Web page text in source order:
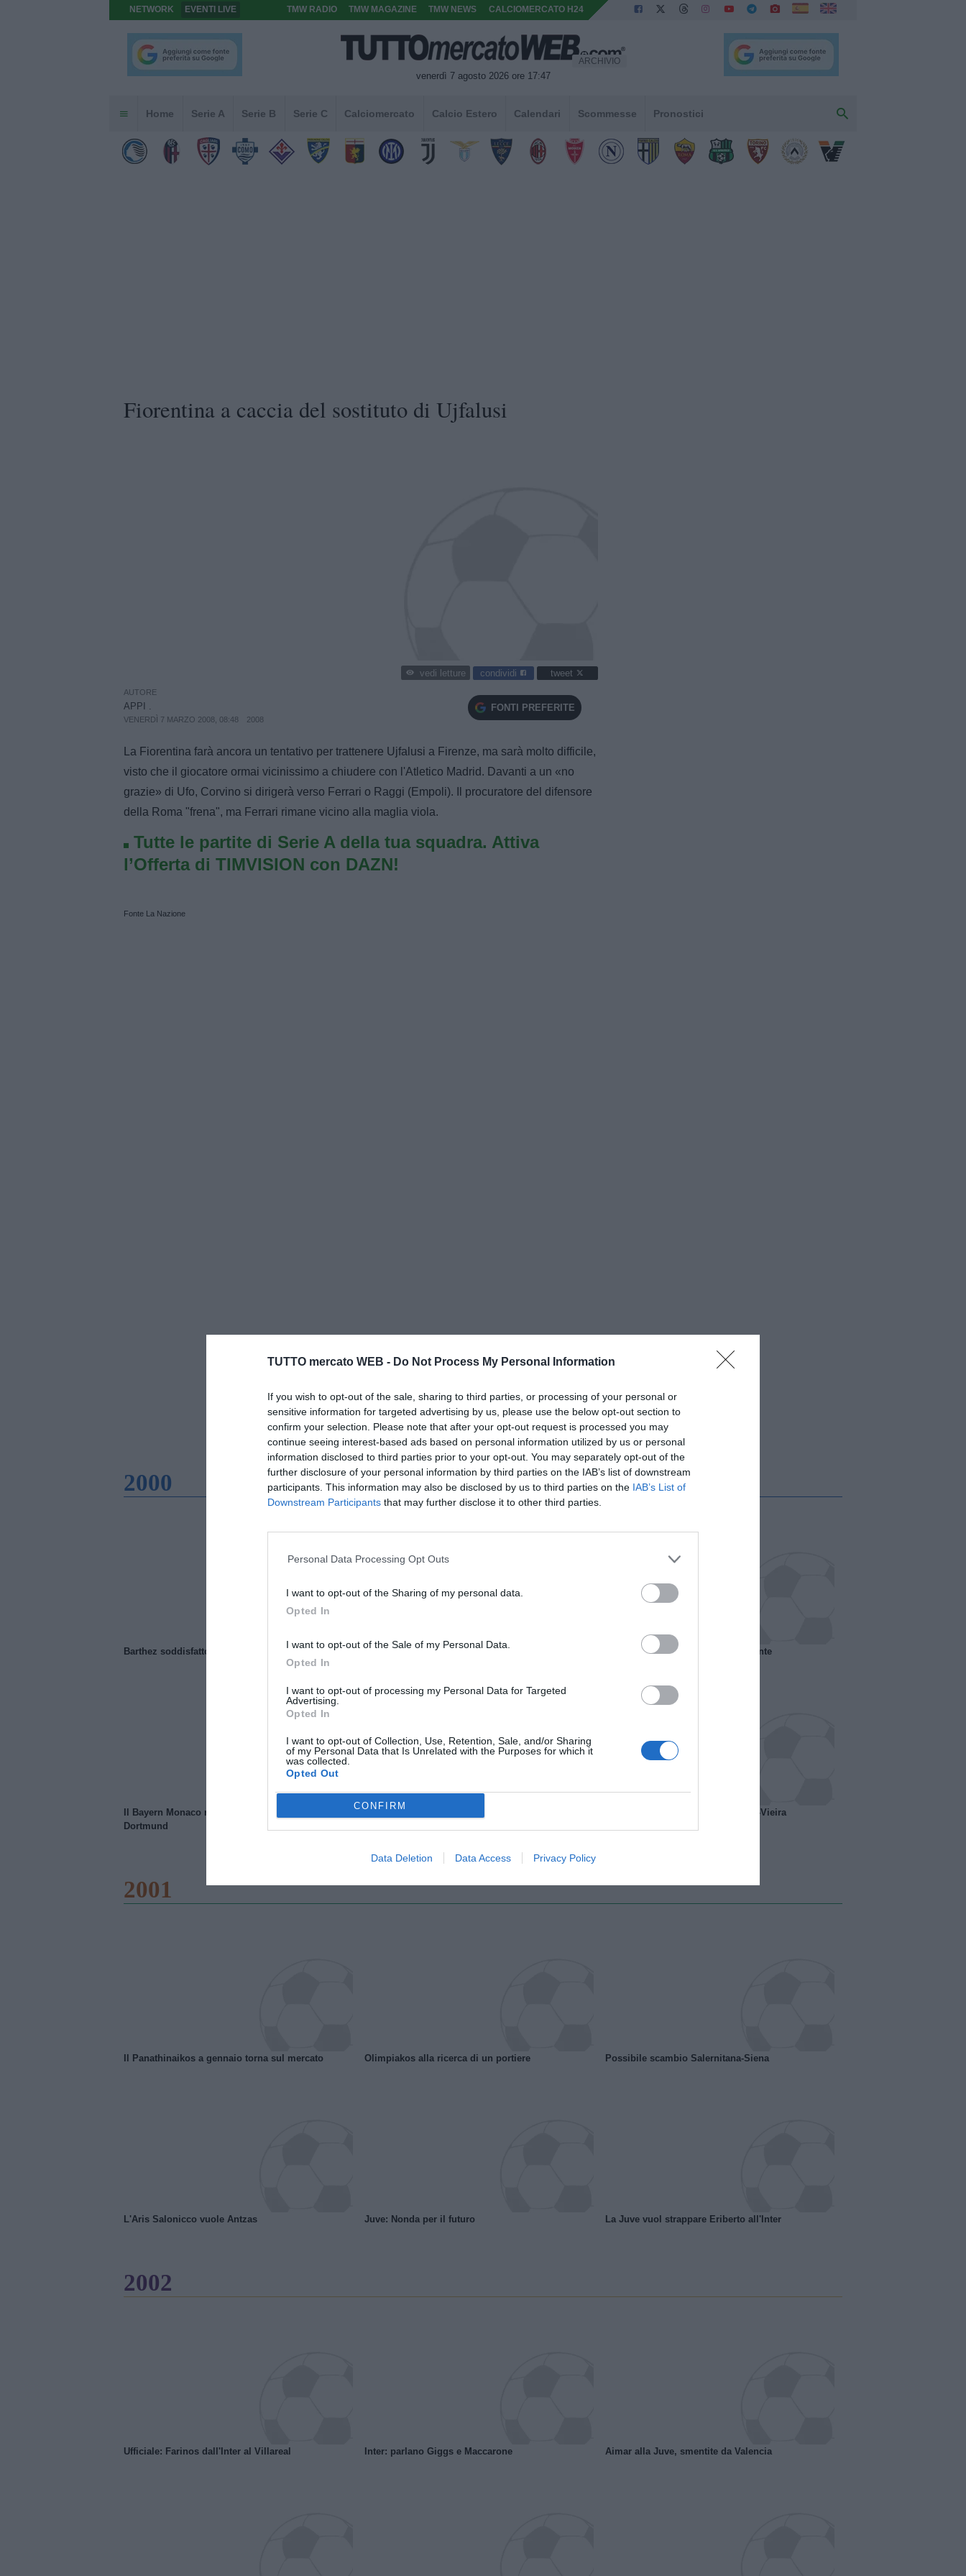
TUTTO mercato WEB - Do Not Process My Personal Information
If you wish to opt-out of the sale, sharing to third parties, or processing of your personal or
sensitive information for targeted advertising by us, please use the below opt-out section to
confirm your selection. Please note that after your opt-out request is processed you may
continue seeing interest-based ads based on personal information utilized by us or personal
information disclosed to third parties prior to your opt-out. You may separately opt-out of the
further disclosure of your personal information by third parties on the IAB’s list of downstream
participants. This information may also be disclosed by us to third parties on the IAB’s List of
Downstream Participants that may further disclose it to other third parties.
Personal Data Processing Opt Outs
I want to opt-out of the Sharing of my personal data.
Opted In
I want to opt-out of the Sale of my Personal Data.
Opted In
I want to opt-out of processing my Personal Data for Targeted
Advertising.
Opted In
I want to opt-out of Collection, Use, Retention, Sale, and/or Sharing
of my Personal Data that Is Unrelated with the Purposes for which it
was collected.
Opted Out
CONFIRM
Data Deletion Data Access Privacy Policy
NETWORK EVENTI LIVE TMW RADIO TMW MAGAZINE TMW NEWS CALCIOMERCATO H24
venerdì 7 agosto 2026 ore 17:47
ARCHIVIO
Home Serie A Serie B Serie C Calciomercato Calcio Estero Calendari Scommesse Pronostici
Fiorentina a caccia del sostituto di Ujfalusi
vedi letture condividi tweet
AUTORE
APPI .
VENERDÌ 7 MARZO 2008, 08:48 2008
FONTI PREFERITE
La Fiorentina farà ancora un tentativo per trattenere Ujfalusi a Firenze, ma sarà molto difficile,
visto che il giocatore ormai vicinissimo a chiudere con l'Atletico Madrid. Davanti a un «no
grazie» di Ufo, Corvino si dirigerà verso Ferrari o Raggi (Empoli). Il procuratore del difensore
della Roma "frena", ma Ferrari rimane vicino alla maglia viola.
Tutte le partite di Serie A della tua squadra. Attiva
l’Offerta di TIMVISION con DAZN!
Fonte La Nazione
2000
Barthez soddisfatto del Manchester United Il Rayo Vallecano spinge per Zamorano Francia, il Marsiglia senza presidente
Il Bayern Monaco ridimensiona il Borussia
Dortmund
Wiltord vuole giocare A gennaio ipotesi scambio Davids-Vieira
2001
Il Panathinaikos a gennaio torna sul mercato Olimpiakos alla ricerca di un portiere Possibile scambio Salernitana-Siena
L'Aris Salonicco vuole Antzas Juve: Nonda per il futuro La Juve vuol strappare Eriberto all'Inter
2002
Ufficiale: Farinos dall'Inter al Villareal Inter: parlano Giggs e Maccarone Aimar alla Juve, smentite da Valencia